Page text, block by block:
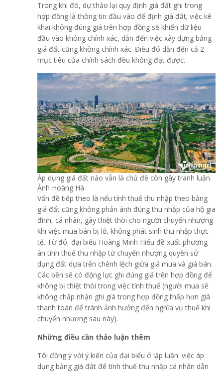
Trong khi đó, dự thảo lại quy định giá đất ghi trong
hợp đồng là thông tin đầu vào để định giá đất; việc kê
khai không đúng giá trên hợp đồng sẽ khiến dữ liệu
đầu vào không chính xác, dẫn đến việc xây dựng bảng
giá đất cũng không chính xác. Điều đó dẫn đến cả 2
mục tiêu của chính sách đều không đạt được.
Áp dụng giá đất nào vẫn là chủ đề còn gây tranh luận.
Ảnh Hoàng Hà
Vấn đề tiếp theo là nếu tính thuế thu nhập theo bảng
giá đất cũng không phản ánh đúng thu nhập của hộ gia
đình, cá nhân, gây thiệt thòi cho người chuyển nhượng
khi việc mua bán bị lỗ, không phát sinh thu nhập thực
tế. Từ đó, đại biểu Hoàng Minh Hiếu đề xuất phương
án tính thuế thu nhập từ chuyển nhượng quyền sử
dụng đất dựa trên chênh lệch giữa giá mua và giá bán.
Các bên sẽ có động lực ghi đúng giá trên hợp đồng để
không bị thiệt thòi trong việc tính thuế (người mua sẽ
không chấp nhận ghi giá trong hợp đồng thấp hơn giá
thanh toán để tránh ảnh hưởng đến nghĩa vụ thuế khi
chuyển nhượng sau này).
Những điều cần thảo luận thêm
Tôi đồng ý với ý kiến của đại biểu ở lập luận: việc áp
dụng bảng giá đất để tính thuế thu nhập cá nhân dẫn